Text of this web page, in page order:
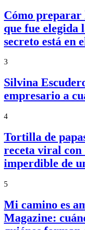
Cómo preparar
que fue elegida
secreto está en
3
Silvina
empresario a
4
Tortilla de
receta viral con
imperdible de
5
Mi camino es
Magazine: